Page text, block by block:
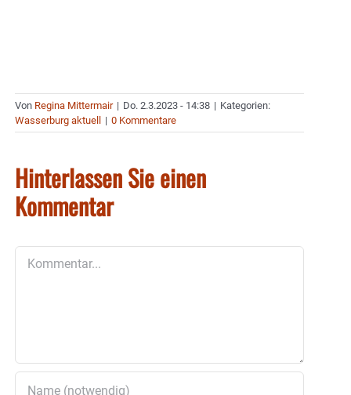
Von Regina Mittermair | Do. 2.3.2023 - 14:38 | Kategorien:
Wasserburg aktuell
| 0 Kommentare
Hinterlassen Sie einen
Kommentar